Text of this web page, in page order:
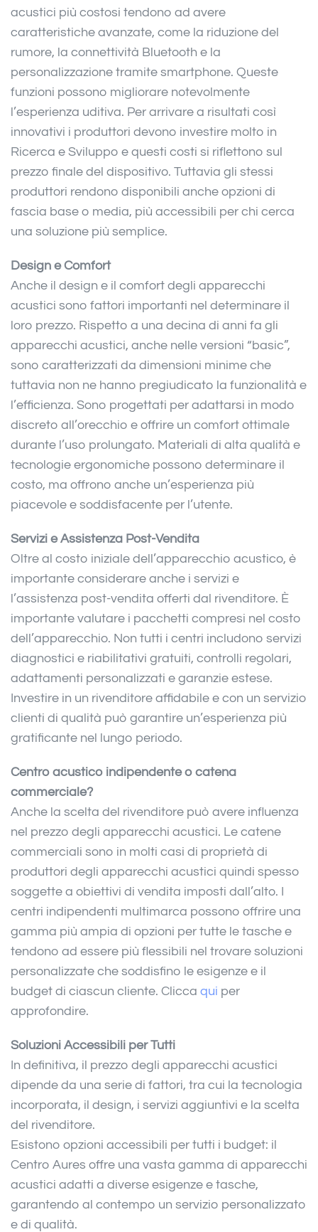
acustici più costosi tendono ad avere
caratteristiche avanzate, come la riduzione del
rumore, la connettività Bluetooth e la
personalizzazione tramite smartphone. Queste
funzioni possono migliorare notevolmente
l’esperienza uditiva. Per arrivare a risultati così
innovativi i produttori devono investire molto in
Ricerca e Sviluppo e questi costi si riflettono sul
prezzo finale del dispositivo. Tuttavia gli stessi
produttori rendono disponibili anche opzioni di
fascia base o media, più accessibili per chi cerca
una soluzione più semplice.
Design e Comfort
Anche il design e il comfort degli apparecchi
acustici sono fattori importanti nel determinare il
loro prezzo. Rispetto a una decina di anni fa gli
apparecchi acustici, anche nelle versioni “basic”,
sono caratterizzati da dimensioni minime che
tuttavia non ne hanno pregiudicato la funzionalità e
l’efficienza. Sono progettati per adattarsi in modo
discreto all’orecchio e offrire un comfort ottimale
durante l’uso prolungato. Materiali di alta qualità e
tecnologie ergonomiche possono determinare il
costo, ma offrono anche un’esperienza più
piacevole e soddisfacente per l’utente.
Servizi e Assistenza Post-Vendita
Oltre al costo iniziale dell’apparecchio acustico, è
importante considerare anche i servizi e
l’assistenza post-vendita offerti dal rivenditore. È
importante valutare i pacchetti compresi nel costo
dell’apparecchio. Non tutti i centri includono servizi
diagnostici e riabilitativi gratuiti, controlli regolari,
adattamenti personalizzati e garanzie estese.
Investire in un rivenditore affidabile e con un servizio
clienti di qualità può garantire un’esperienza più
gratificante nel lungo periodo.
Centro acustico indipendente o catena
commerciale?
Anche la scelta del rivenditore può avere influenza
nel prezzo degli apparecchi acustici. Le catene
commerciali sono in molti casi di proprietà di
produttori degli apparecchi acustici quindi spesso
soggette a obiettivi di vendita imposti dall’alto. I
centri indipendenti multimarca possono offrire una
gamma più ampia di opzioni per tutte le tasche e
tendono ad essere più flessibili nel trovare soluzioni
personalizzate che soddisfino le esigenze e il
budget di ciascun cliente. Clicca qui per
approfondire.
Soluzioni Accessibili per Tutti
In definitiva, il prezzo degli apparecchi acustici
dipende da una serie di fattori, tra cui la tecnologia
incorporata, il design, i servizi aggiuntivi e la scelta
del rivenditore.
Esistono opzioni accessibili per tutti i budget: il
Centro Aures offre una vasta gamma di apparecchi
acustici adatti a diverse esigenze e tasche,
garantendo al contempo un servizio personalizzato
e di qualità.